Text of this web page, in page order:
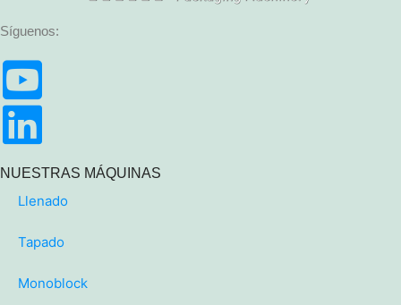
Síguenos:
NUESTRAS MÁQUINAS
Llenado
Tapado
Monoblock